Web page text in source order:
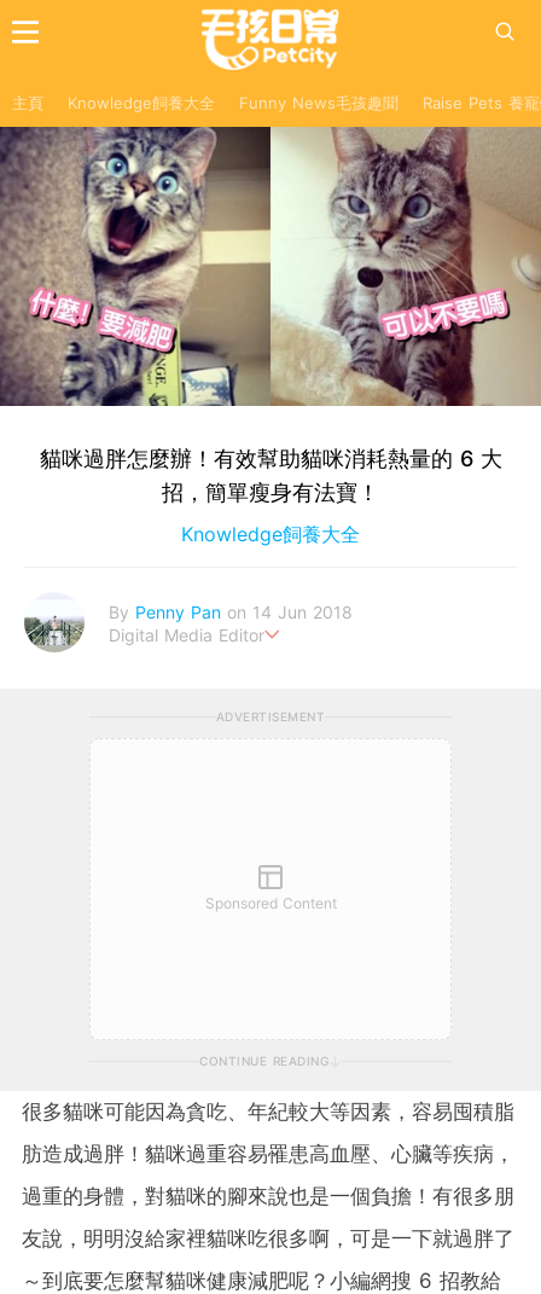
主頁 Knowledge飼養大全 Funny News毛孩趣聞 Raise Pets 養
貓咪過胖怎麼辦！有效幫助貓咪消耗熱量的 6 大
招，簡單瘦身有法寶！
Knowledge飼養大全
By Penny Pan on 14 Jun 2018
Digital Media Editor
ADVERTISEMENT
Sponsored Content
CONTINUE READING
很多貓咪可能因為貪吃、年紀較大等因素，容易囤積脂
肪造成過胖！貓咪過重容易罹患高血壓、心臟等疾病，
過重的身體，對貓咪的腳來說也是一個負擔！有很多朋
友說，明明沒給家裡貓咪吃很多啊，可是一下就過胖了
～到底要怎麼幫貓咪健康減肥呢？小編網搜 6 招教給